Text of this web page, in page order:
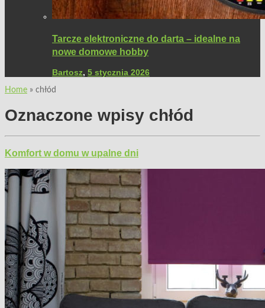
Tarcze elektroniczne do darta – idealne na
nowe domowe hobby
Bartosz, 5 stycznia 2026
Home » chłód
Oznaczone wpisy chłód
Komfort w domu w upalne dni